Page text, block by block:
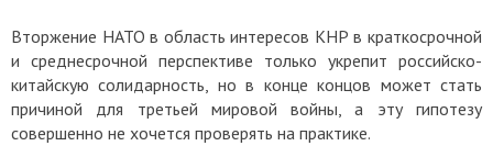
Вторжение НАТО в область интересов КНР в краткосрочной
и среднесрочной перспективе только укрепит российско-
китайскую солидарность, но в конце концов может стать
причиной для третьей мировой войны, а эту гипотезу
совершенно не хочется проверять на практике.